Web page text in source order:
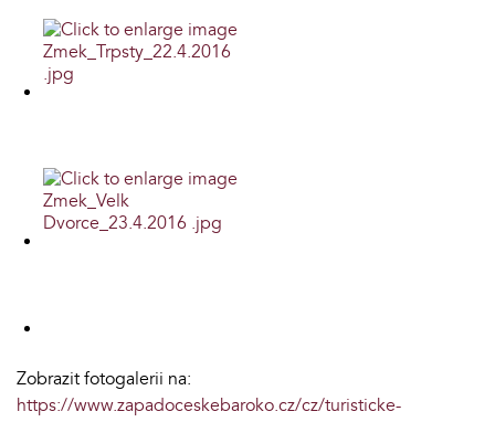
Zobrazit fotogalerii na:
https://www.zapadoceskebaroko.cz/cz/turisticke-